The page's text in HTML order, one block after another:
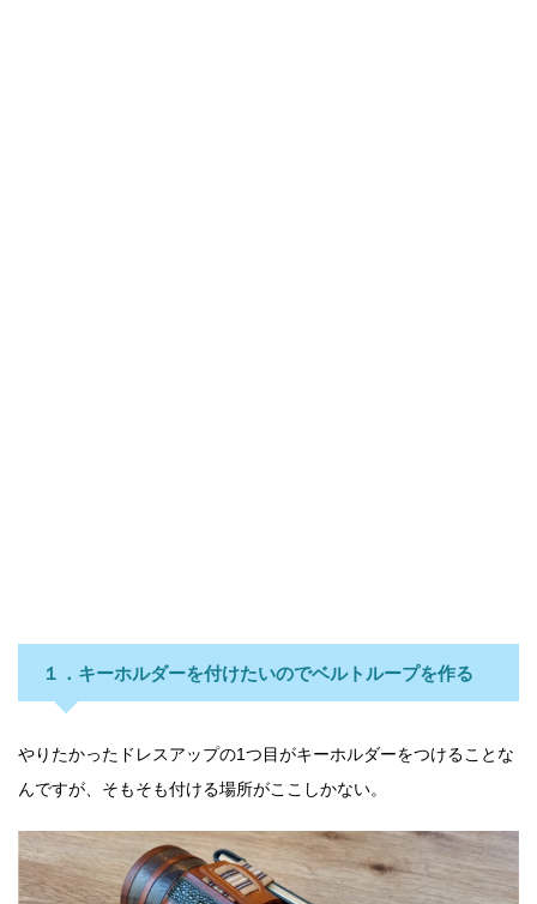
１．キーホルダーを付けたいのでベルトループを作る
やりたかったドレスアップの1つ目がキーホルダーをつけることな
んですが、そもそも付ける場所がここしかない。